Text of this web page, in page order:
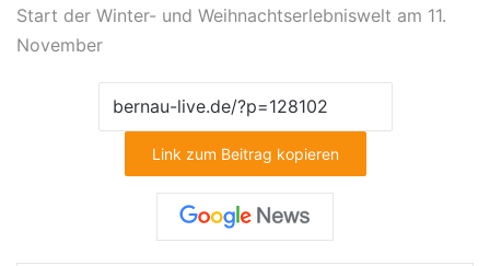
Start der Winter- und Weihnachtserlebniswelt am 11.
November
Link zum Beitrag kopieren